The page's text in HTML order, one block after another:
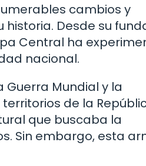
cambios y
Desde su
Central ha
nacional.
Mundial y la
de la
que buscaba la
Sin embargo, esta